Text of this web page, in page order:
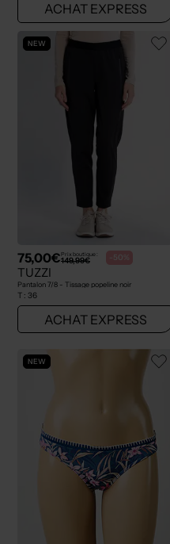
ACHAT EXPRESS
NEW
75,00€Prix boutique :
149,99€ -50%
TUZZI
Pantalon 7/8 - Tissage popeline noir
T : 36
ACHAT EXPRESS
NEW